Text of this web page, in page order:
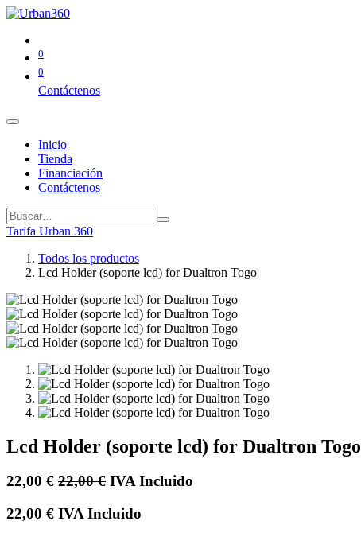
0
0
Contáctenos
Inicio
Tienda
Financiación
Contáctenos
Tarifa Urban 360
Todos los productos
Lcd Holder (soporte lcd) for Dualtron Togo
Lcd Holder (soporte lcd) for Dualtron Togo
22,00 € 22,00€ IVA Incluido
22,00 € IVA Incluido